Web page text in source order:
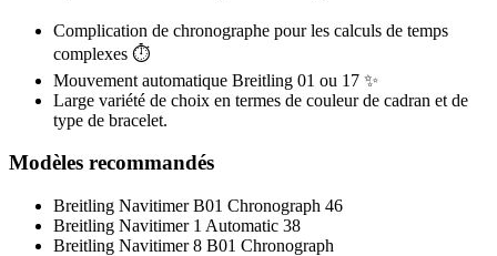
Complication de chronographe pour les calculs de temps
complexes ⏱️
Mouvement automatique Breitling 01 ou 17 ✨
Large variété de choix en termes de couleur de cadran et de
type de bracelet.
Modèles recommandés
Breitling Navitimer B01 Chronograph 46
Breitling Navitimer 1 Automatic 38
Breitling Navitimer 8 B01 Chronograph